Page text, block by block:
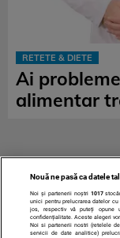
RETETE & DIETE
Ai
alimentar
Nouă ne pasă ca datele
Noi și partenerii noștri 1017
unici pentru prelucrarea datelor
jos, respectiv vă puteți
confidențialitate. Aceste alegeri
Noi si partenerii nostri (retelele
servicii de date analitice)